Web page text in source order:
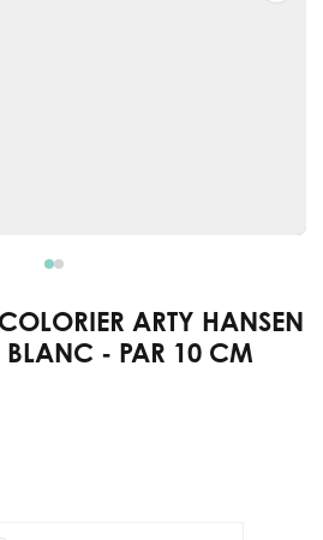
ARTY HANSEN
BLANC - PAR 10 CM